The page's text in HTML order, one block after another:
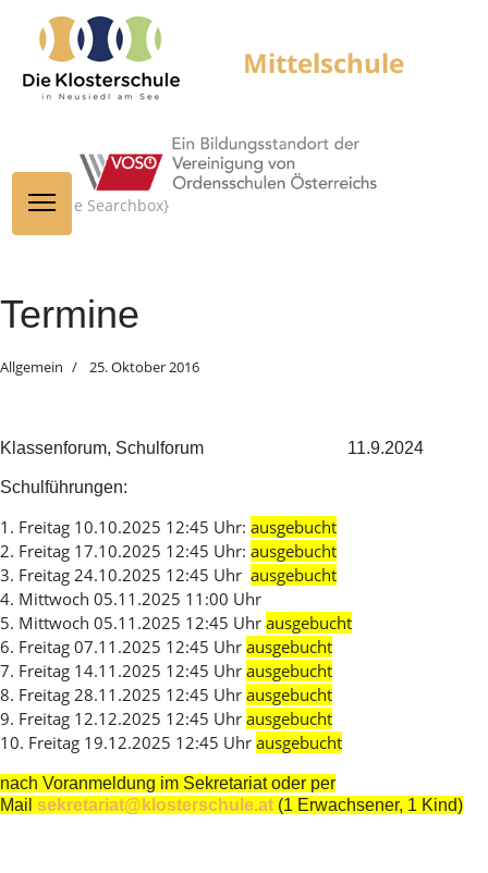
{module Searchbox}
Termine
Allgemein 25. Oktober 2016
Klassenforum, Schulforum 11.9.2024
Schulführungen:
1. Freitag 10.10.2025 12:45 Uhr: ausgebucht
2. Freitag 17.10.2025 12:45 Uhr: ausgebucht
3. Freitag 24.10.2025 12:45 Uhr ausgebucht
4. Mittwoch 05.11.2025 11:00 Uhr
5. Mittwoch 05.11.2025 12:45 Uhr ausgebucht
6. Freitag 07.11.2025 12:45 Uhr ausgebucht
7. Freitag 14.11.2025 12:45 Uhr ausgebucht
8. Freitag 28.11.2025 12:45 Uhr ausgebucht
9. Freitag 12.12.2025 12:45 Uhr ausgebucht
10. Freitag 19.12.2025 12:45 Uhr ausgebucht
nach Voranmeldung im Sekretariat oder per
Mail sekretariat@klosterschule.at (1 Erwachsener, 1 Kind)